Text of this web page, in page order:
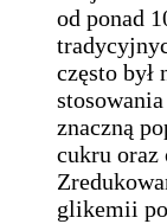
od ponad
często był
znaczną
cukru oraz
glikemii